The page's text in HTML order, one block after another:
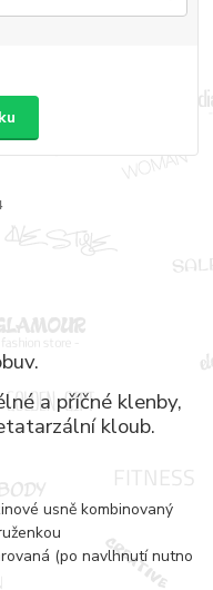
a příčné klenby,
kloub.
usně kombinovaný
(po navlhnutí nutno